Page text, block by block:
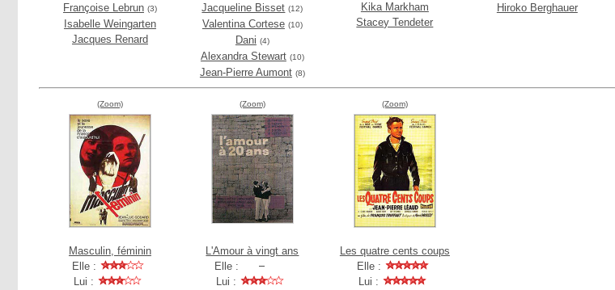
Françoise Lebrun (3)
Isabelle Weingarten
Jacques Renard
Jacqueline Bisset (12)
Valentina Cortese (10)
Dani (4)
Alexandra Stewart (10)
Jean-Pierre Aumont (8)
Kika Markham
Stacey Tendeter
Hiroko Berghauer
(Zoom)
Masculin, féminin
Elle :
Lui :
(Zoom)
L'Amour à vingt ans
Elle :
Lui :
(Zoom)
Les quatre cents coups
Elle :
Lui :